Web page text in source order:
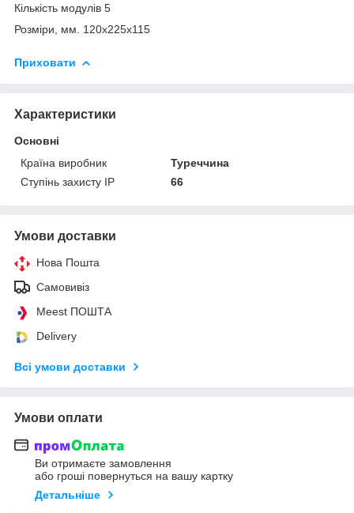
Кількість модулів 5
Розміри, мм. 120x225x115
Приховати
Характеристики
Основні
Країна виробник
Туреччина
Ступінь захисту IP
66
Умови доставки
Нова Пошта
Самовивіз
Meest ПОШТА
Delivery
Всі умови доставки
Умови оплати
Ви отримаєте замовлення
або гроші повернуться на вашу картку
Детальніше